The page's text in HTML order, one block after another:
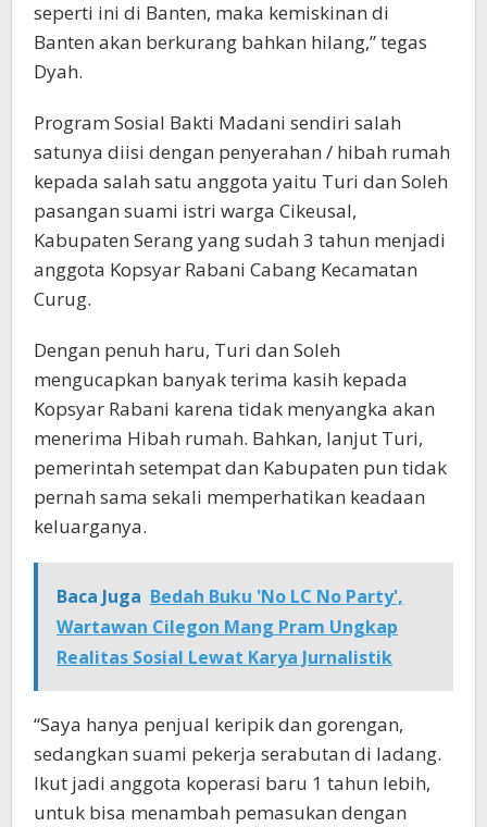
seperti ini di Banten, maka kemiskinan di
Banten akan berkurang bahkan hilang,” tegas
Dyah.
Program Sosial Bakti Madani sendiri salah
satunya diisi dengan penyerahan / hibah rumah
kepada salah satu anggota yaitu Turi dan Soleh
pasangan suami istri warga Cikeusal,
Kabupaten Serang yang sudah 3 tahun menjadi
anggota Kopsyar Rabani Cabang Kecamatan
Curug.
Dengan penuh haru, Turi dan Soleh
mengucapkan banyak terima kasih kepada
Kopsyar Rabani karena tidak menyangka akan
menerima Hibah rumah. Bahkan, lanjut Turi,
pemerintah setempat dan Kabupaten pun tidak
pernah sama sekali memperhatikan keadaan
keluarganya.
Baca Juga Bedah Buku 'No LC No Party',
Wartawan Cilegon Mang Pram Ungkap
Realitas Sosial Lewat Karya Jurnalistik
“Saya hanya penjual keripik dan gorengan,
sedangkan suami pekerja serabutan di ladang.
Ikut jadi anggota koperasi baru 1 tahun lebih,
untuk bisa menambah pemasukan dengan